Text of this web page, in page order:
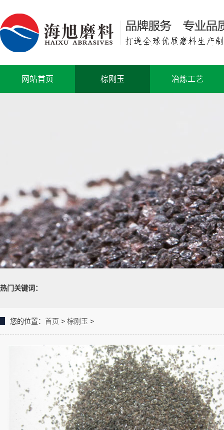
网站首页 棕刚玉 冶炼工艺
热门关键词：
您的位置： 首页 > 棕刚玉 >